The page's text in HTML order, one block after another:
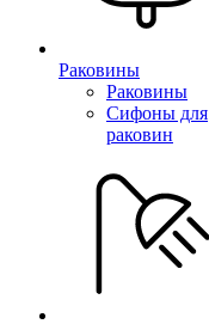
Раковины
Раковины
Сифоны для
раковин